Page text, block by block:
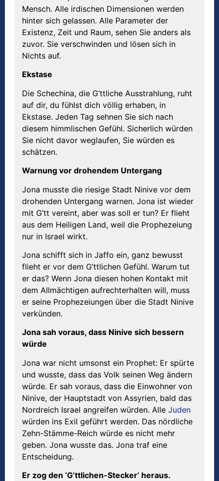
Mensch. Alle irdischen Dimensionen werden
hinter sich gelassen. Alle Parameter der
Existenz, Zeit und Raum, sehen Sie anders als
zuvor. Sie verschwinden und lösen sich in
Nichts auf.
Ekstase
Die Schechina, die G’ttliche Ausstrahlung, ruht
auf dir, du fühlst dich völlig erhaben, in
Ekstase. Jeden Tag sehnen Sie sich nach
diesem himmlischen Gefühl. Sicherlich würden
Sie nicht davor weglaufen, Sie würden es
schätzen.
Warnung vor drohendem Untergang
Jona musste die riesige Stadt Ninive vor dem
drohenden Untergang warnen. Jona ist wieder
mit G’tt vereint, aber was soll er tun? Er flieht
aus dem Heiligen Land, weil die Prophezeiung
nur in Israel wirkt.
Jona schifft sich in Jaffo ein, ganz bewusst
flieht er vor dem G’ttlichen Gefühl. Warum tut
er das? Wenn Jona diesen hohen Kontakt mit
dem Allmächtigen aufrechterhalten will, muss
er seine Prophezeiungen über die Stadt Ninive
verkünden.
Jona sah voraus, dass Ninive sich bessern
würde
Jona war nicht umsonst ein Prophet: Er spürte
und wusste, dass das Volk seinen Weg ändern
würde. Er sah voraus, dass die Einwohner von
Ninive, der Hauptstadt von Assyrien, bald das
Nordreich Israel angreifen würden. Alle Juden
würden ins Exil geführt werden. Das nördliche
Zehn-Stämme-Reich würde es nicht mehr
geben. Jona wusste das. Jona traf eine
Entscheidung.
Er zog den ‘G’ttlichen-Stecker’ heraus.